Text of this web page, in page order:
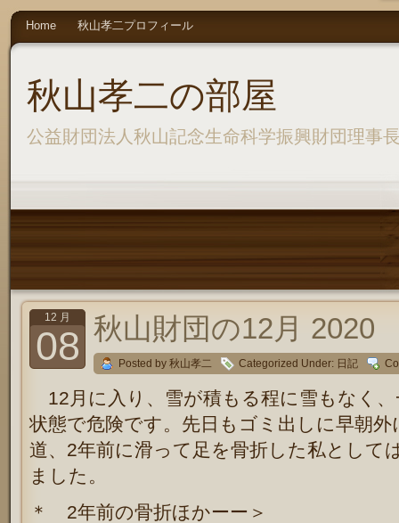
秋山孝二の部屋
公益財団法人秋山記念生命科学振興財団理事
Home 秋山孝二プロフィール
12 月
08 秋山財団の12月 2020
Posted by 秋山孝二 Categorized Under: 日記
12月に入り、雪が積もる程に雪もなく
状態で危険です。先日もゴミ出しに早朝
道、2年前に滑って足を骨折した私として
ました。
＊ 2年前の骨折ほかーー＞